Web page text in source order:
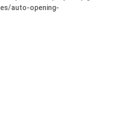
auto-opening-